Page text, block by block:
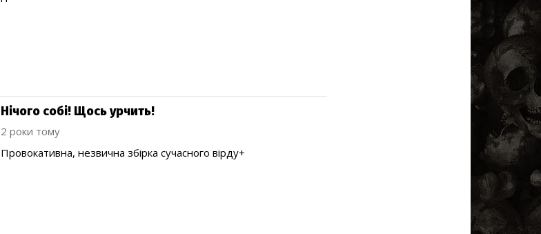
Нічого собі! Щось урчить!
2 роки тому
Провокативна, незвична збірка сучасного вірду+